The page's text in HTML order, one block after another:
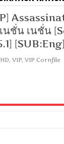
นชั่น เนชั่น
,VIP,VIP Cornfile